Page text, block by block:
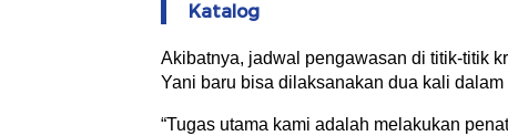
Katalog
Akibatnya, jadwal pengawasan di titik-titik
Yani baru bisa dilaksanakan dua kali
“Tugas utama kami adalah melakukan